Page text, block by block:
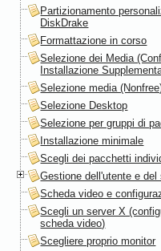
Partizionamento
DiskDrake
Formattazione in corso
Selezione dei Media
Installazione
Selezione media
Selezione Desktop
Selezione per gruppi di
Installazione minimale
Scegli dei pacchetti
Gestione dell'utente e del
Scheda video e
Scegli un server X
scheda video)
Scegliere proprio monitor